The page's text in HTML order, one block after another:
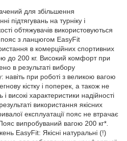
для збільшення
підтягувань на турніку і
обтяжувачів використовуються
з ланцюгом EasyFit
в комерційних спортивних
до 200 кг. Високий комфорт при
в результаті вибору
навіть при роботі з великою вагою
кістку і поперек, а також не
і високі характеристики надійності
використання якісних
експлуатації пояс не втрачає
випробуваний вагою 200 кг*.
EasyFit: Якісні натуральні (!)